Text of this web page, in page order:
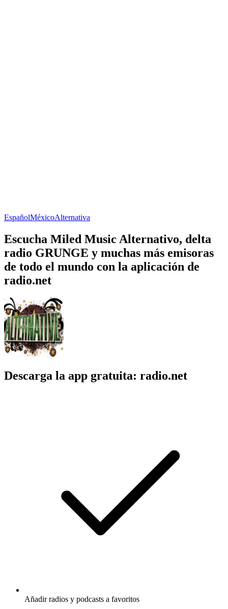
EspañolMéxicoAlternativa
Escucha Miled Music Alternativo, delta
radio GRUNGE y muchas más emisoras
de todo el mundo con la aplicación de
radio.net
Descarga la app gratuita: radio.net
Añadir radios y podcasts a favoritos